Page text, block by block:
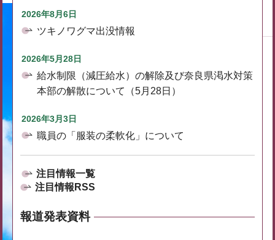
2026年8月6日
ツキノワグマ出没情報
2026年5月28日
給水制限（減圧給水）の解除及び奈良県渇水対策
本部の解散について（5月28日）
2026年3月3日
職員の「服装の柔軟化」について
注目情報一覧
注目情報RSS
報道発表資料